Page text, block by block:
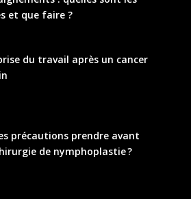
et que faire ?
du travail après un cancer
précautions prendre avant
de nymphoplastie ?